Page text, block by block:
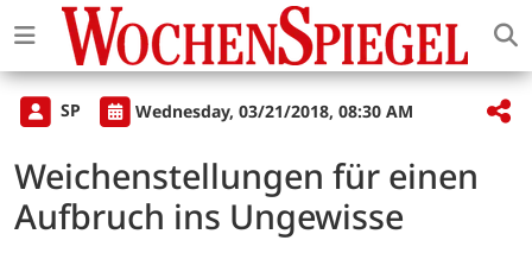
SP Wednesday, 03/21/2018, 08:30 AM
Weichenstellungen für einen
Aufbruch ins Ungewisse